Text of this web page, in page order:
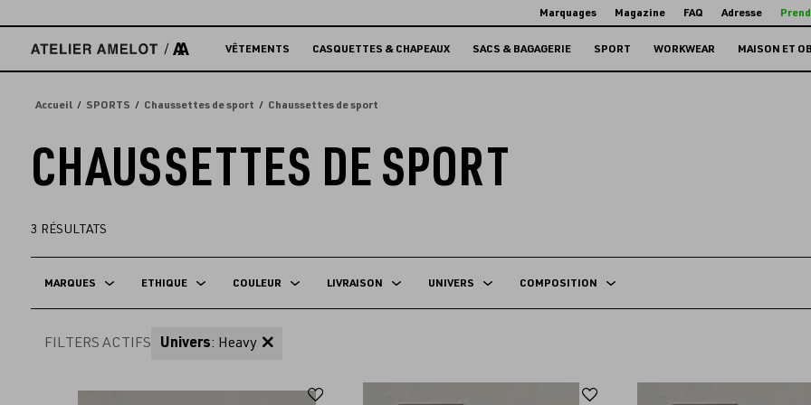
directement
contenu
Marquages Magazine FAQ Adresse
VÊTEMENTS CASQUETTES & CHAPEAUX SACS & BAGAGERIE SPORT WORKWEAR MAISON ET
Accueil SPORTS Chaussettes de sport Chaussettes de sport
CHAUSSETTES DE SPORT
3 RÉSULTATS
MARQUES ETHIQUE COULEUR LIVRAISON UNIVERS COMPOSITION
FILTERS ACTIFS Univers: Heavy